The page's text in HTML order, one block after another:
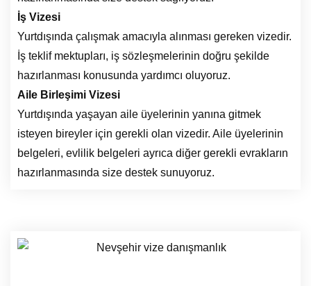
İş Vizesi
Yurtdışında çalışmak amacıyla alınması gereken vizedir.
İş teklif mektupları, iş sözleşmelerinin doğru şekilde
hazırlanması konusunda yardımcı oluyoruz.
Aile Birleşimi Vizesi
Yurtdışında yaşayan aile üyelerinin yanına gitmek
isteyen bireyler için gerekli olan vizedir. Aile üyelerinin
belgeleri, evlilik belgeleri ayrıca diğer gerekli evrakların
hazırlanmasında size destek sunuyoruz.